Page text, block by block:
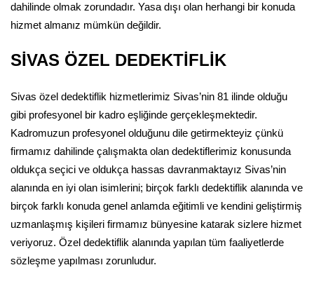
dahilinde olmak zorundadır. Yasa dışı olan herhangi bir konuda
hizmet almanız mümkün değildir.
SİVAS ÖZEL DEDEKTİFLİK
Sivas özel dedektiflik hizmetlerimiz Sivas’nin 81 ilinde olduğu
gibi profesyonel bir kadro eşliğinde gerçekleşmektedir.
Kadromuzun profesyonel olduğunu dile getirmekteyiz çünkü
firmamız dahilinde çalışmakta olan dedektiflerimiz konusunda
oldukça seçici ve oldukça hassas davranmaktayız Sivas’nin
alanında en iyi olan isimlerini; birçok farklı dedektiflik alanında ve
birçok farklı konuda genel anlamda eğitimli ve kendini geliştirmiş
uzmanlaşmış kişileri firmamız bünyesine katarak sizlere hizmet
veriyoruz. Özel dedektiflik alanında yapılan tüm faaliyetlerde
sözleşme yapılması zorunludur.